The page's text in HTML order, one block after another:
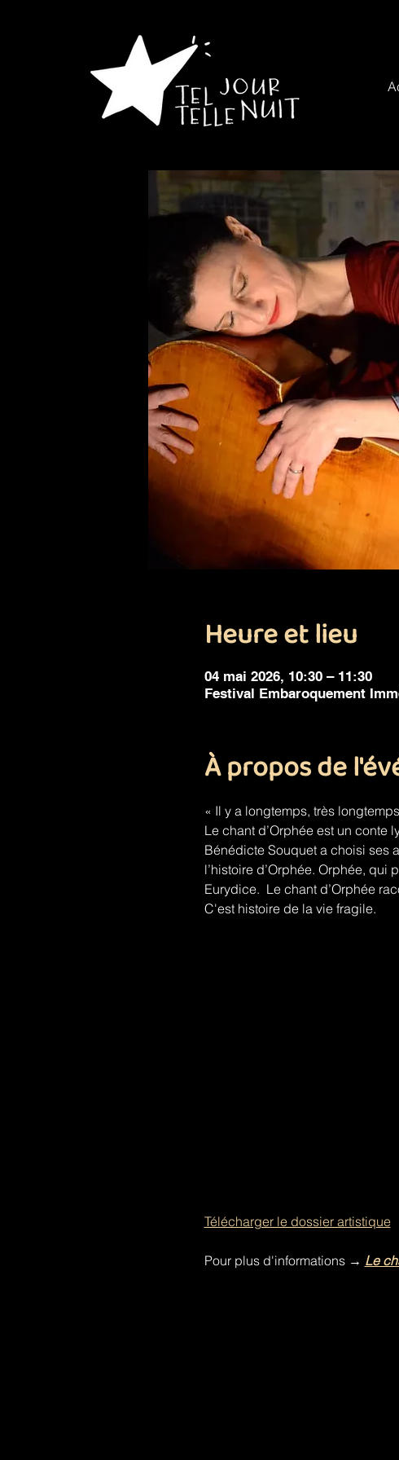
Heure et lieu
04 mai 2026, 10:30 – 11:30
Festival Embaroquement
À propos de
« Il y a longtemps, très
Le chant d’Orphée est un
Bénédicte Souquet a choisi ses
l’histoire d’Orphée. Orphée,
Eurydice.  Le chant d’Orphée
C'est histoire de la vie fragile.
Télécharger le dossier artistique
Pour plus d'informations → Le